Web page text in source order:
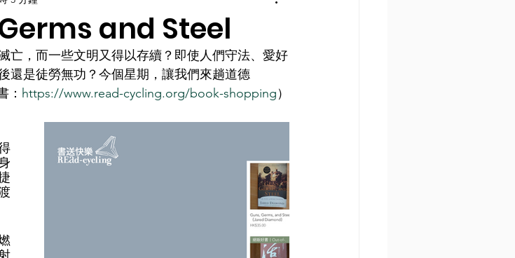
and Steel
亡，而一些文明又得以存續？即使人們守法、愛好
還是徒勞無功？今個星期，讓我們來趟道德
： https://www.read-cycling.org/book-shopping）